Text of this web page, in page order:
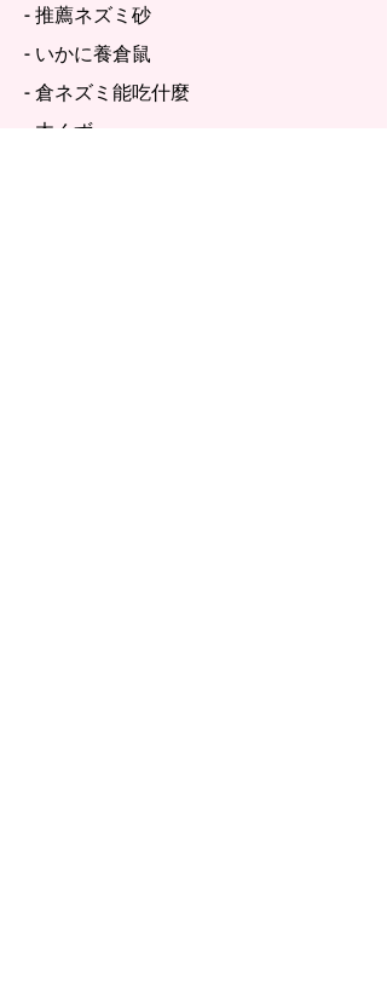
- 推薦ネズミ砂
- いかに養倉鼠
- 倉ネズミ能吃什麼
- 木くず